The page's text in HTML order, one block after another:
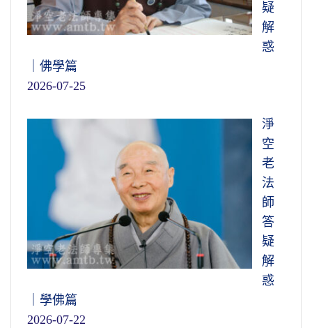
疑
解
惑
｜佛學篇
2026-07-25
淨
空
老
法
師
答
疑
解
惑
｜學佛篇
2026-07-22